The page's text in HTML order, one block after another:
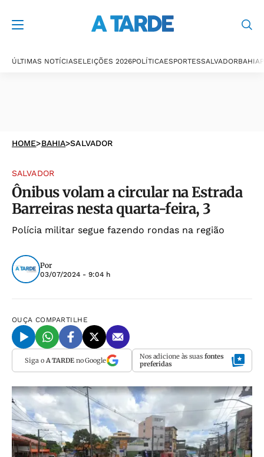
ÚLTIMAS NOTÍCIASELEIÇÕES 2026POLÍTICAESPORTESSALVADORBAHIA
HOME>BAHIA>SALVADOR
SALVADOR
Ônibus volam a circular na Estrada
Barreiras nesta quarta-feira, 3
Polícia militar segue fazendo rondas na região
Por
03/07/2024 - 9:04 h
OUÇA COMPARTILHE
Siga o A TARDEno Google Nos adicione às suas fontes
preferidas